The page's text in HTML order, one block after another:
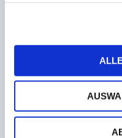
Frauen vom FC
19. Januar 2023
16. Januar 2023